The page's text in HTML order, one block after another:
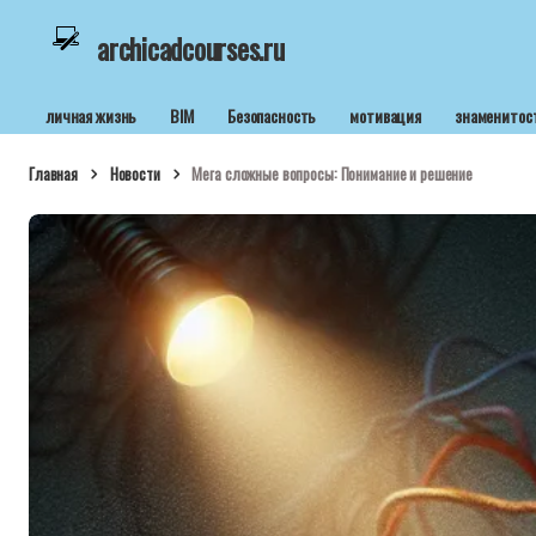
archicadcourses.ru
личная жизнь BIM Безопасность мотивация
Главная Новости Мега сложные вопросы: Понимание и решение